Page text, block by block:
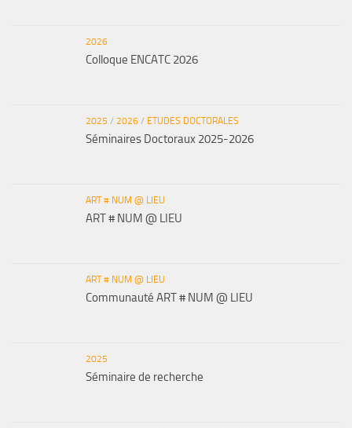
2026
Colloque ENCATC 2026
2025 / 2026 / ETUDES DOCTORALES
Séminaires Doctoraux 2025-2026
ART # NUM @ LIEU
ART # NUM @ LIEU
ART # NUM @ LIEU
Communauté ART # NUM @ LIEU
2025
Séminaire de recherche